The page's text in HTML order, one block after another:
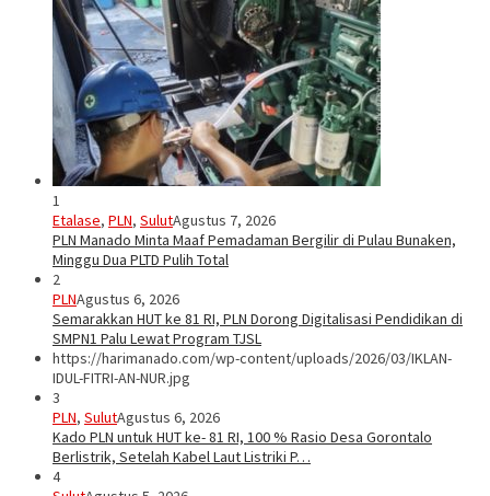
1
Etalase, PLN, SulutAgustus 7, 2026
PLN Manado Minta Maaf Pemadaman Bergilir di Pulau Bunaken,
Minggu Dua PLTD Pulih Total
2
PLNAgustus 6, 2026
Semarakkan HUT ke 81 RI, PLN Dorong Digitalisasi Pendidikan di
SMPN1 Palu Lewat Program TJSL
https://harimanado.com/wp-content/uploads/2026/03/IKLAN-
IDUL-FITRI-AN-NUR.jpg
3
PLN, SulutAgustus 6, 2026
Kado PLN untuk HUT ke- 81 RI, 100 % Rasio Desa Gorontalo
Berlistrik, Setelah Kabel Laut Listriki P…
4